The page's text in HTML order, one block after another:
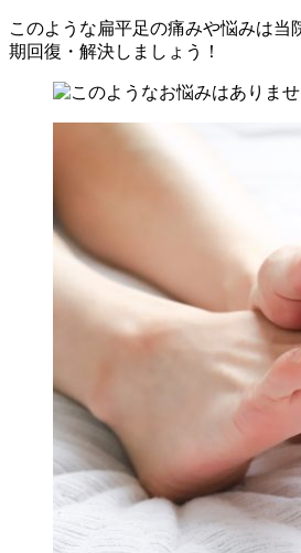
このような扁平足の痛みや悩みは当
期回復・解決しましょう！